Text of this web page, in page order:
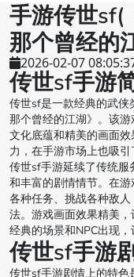
手游传世sf(
那个曾经的
2026-02-07
传世sf手游
传世sf是一款经典的武
那个曾经的江湖》。该
文化底蕴和精美的画面
力，在手游市场上也吸引
传世sf手游延续了传统服
和丰富的剧情情节。在
各种任务、挑战各种敌
法。游戏画面效果精美
经典的场景和NPC出现，
传世sf手游
传世sf手游剧情上的特色